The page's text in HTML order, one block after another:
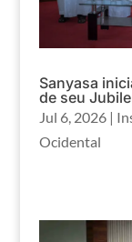
Sanyasa
de seu
Jul 6, 2026|
Ocidental